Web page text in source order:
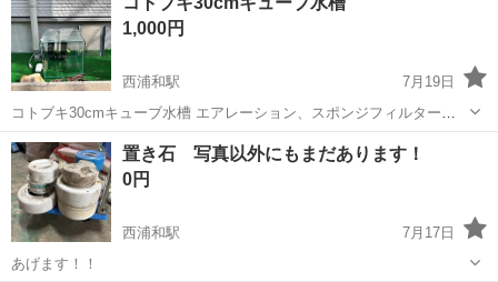
1,000円
西浦和駅
7月19日
コトブキ30cmキューブ水槽 エアレーション、スポンジフィルター、
石、流木 ご希望の方には中古ソイル差し上げます。 水槽には水垢あり
ます。
埼玉 さいたま市 西浦和駅 その他
置き石 写真以外にもまだあります！
0円
西浦和駅
7月17日
あげます！！